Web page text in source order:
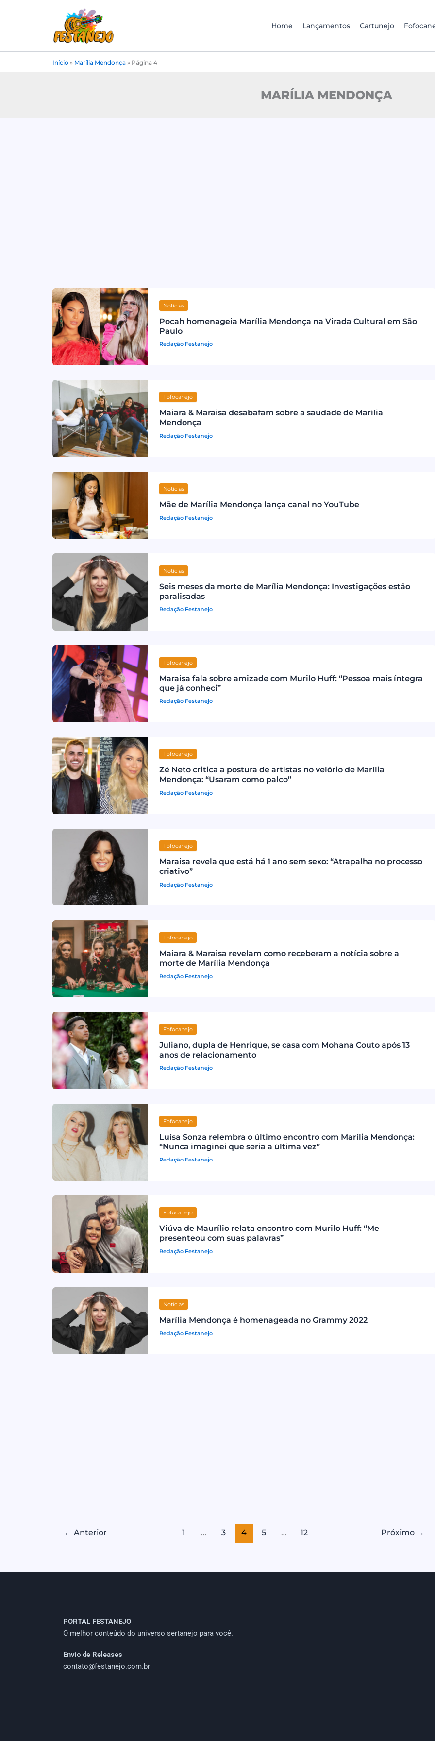
Home Lançamentos Cartunejo
Início » Marília Mendonça » Página 4
MARÍLIA MENDONÇA
Notícias
Pocah homenageia Marília Mendonça na Virada Cultural em São
Paulo
Redação Festanejo
Fofocanejo
Maiara & Maraisa desabafam sobre a saudade de Marília
Mendonça
Redação Festanejo
Notícias
Mãe de Marília Mendonça lança canal no YouTube
Redação Festanejo
Notícias
Seis meses da morte de Marília Mendonça: Investigações estão
paralisadas
Redação Festanejo
Fofocanejo
Maraisa fala sobre amizade com Murilo Huff: “Pessoa mais íntegra
que já conheci”
Redação Festanejo
Fofocanejo
Zé Neto critica a postura de artistas no velório de Marília
Mendonça: “Usaram como palco”
Redação Festanejo
Fofocanejo
Maraisa revela que está há 1 ano sem sexo: “Atrapalha no processo
criativo”
Redação Festanejo
Fofocanejo
Maiara & Maraisa revelam como receberam a notícia sobre a
morte de Marília Mendonça
Redação Festanejo
Fofocanejo
Juliano, dupla de Henrique, se casa com Mohana Couto após 13
anos de relacionamento
Redação Festanejo
Fofocanejo
Luísa Sonza relembra o último encontro com Marília Mendonça:
“Nunca imaginei que seria a última vez”
Redação Festanejo
Fofocanejo
Viúva de Maurílio relata encontro com Murilo Huff: “Me
presenteou com suas palavras”
Redação Festanejo
Notícias
Marília Mendonça é homenageada no Grammy 2022
Redação Festanejo
← Anterior 1 … 3 4 5 … 12 Próximo →
PORTAL FESTANEJO
O melhor conteúdo do universo sertanejo para você.
Envio de Releases
contato@festanejo.com.br